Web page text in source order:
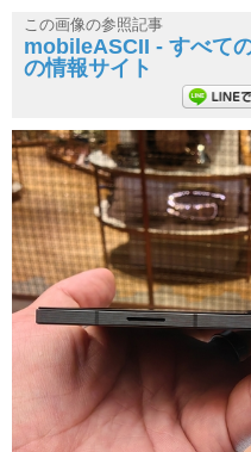
この画像の参照記事
mobileASCII - すべて
の情報サイト